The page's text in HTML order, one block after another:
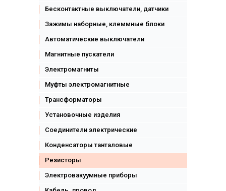
Бесконтактные выключатели, датчики
Зажимы наборные, клеммные блоки
Автоматические выключатели
Магнитные пускатели
Электромагниты
Муфты электромагнитные
Трансформаторы
Установочные изделия
Соединители электрические
Конденсаторы танталовые
Резисторы
Электровакуумные приборы